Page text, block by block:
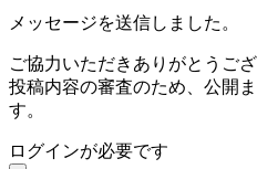
メッセージを送信しました。
ご協力いただきありがとうござ
投稿内容の審査のため、公開
す。
ログインが必要です